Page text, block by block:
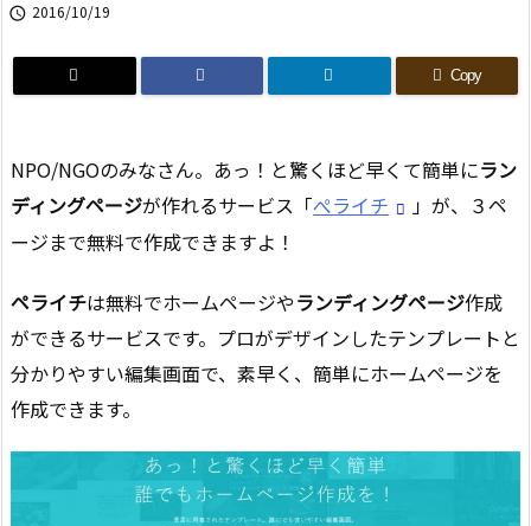
 2016/10/19
Copy
NPO/NGOのみなさん。あっ！と驚くほど早くて簡単にラン
ディングページが作れるサービス「ぺライチ
」が、３ペ
ージまで無料で作成できますよ！
ペライチは無料でホームページやランディングページ作成
ができるサービスです。プロがデザインしたテンプレートと
分かりやすい編集画面で、素早く、簡単にホームページを
作成できます。